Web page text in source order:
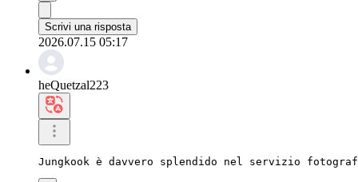
Scrivi una risposta
2026.07.15 05:17
heQuetzal223
Jungkook è davvero splendido nel servizio